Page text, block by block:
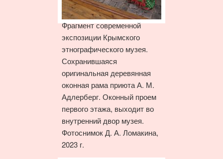
Фрагмент современной
экспозиции Крымского
этнографического музея.
Сохранившаяся
оригинальная деревянная
оконная рама приюта А. М.
Адлерберг. Оконный проем
первого этажа, выходит во
внутренний двор музея.
Фотоснимок Д. А. Ломакина,
2023 г.